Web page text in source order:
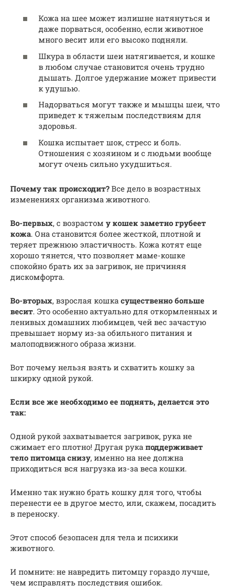
Кожа на шее может излишне натянуться и
даже порваться, особенно, если животное
много весит или его высоко подняли.
Шкура в области шеи натягивается, и кошке
в любом случае становится очень трудно
дышать. Долгое удержание может привести
к удушью.
Надорваться могут также и мышцы шеи, что
приведет к тяжелым последствиям для
здоровья.
Кошка испытает шок, стресс и боль.
Отношения с хозяином и с людьми вообще
могут очень сильно ухудшиться.
Почему так происходит? Все дело в возрастных
изменениях организма животного.
Во-первых, с возрастом у кошек заметно грубеет
кожа. Она становится более жесткой, плотной и
теряет прежнюю эластичность. Кожа котят еще
хорошо тянется, что позволяет маме-кошке
спокойно брать их за загривок, не причиняя
дискомфорта.
Во-вторых, взрослая кошка существенно больше
весит. Это особенно актуально для откормленных и
ленивых домашних любимцев, чей вес зачастую
превышает норму из-за обильного питания и
малоподвижного образа жизни.
Вот почему нельзя взять и схватить кошку за
шкирку одной рукой.
Если все же необходимо ее поднять, делается это
так:
Одной рукой захватывается загривок, рука не
сжимает его плотно! Другая рука поддерживает
тело питомца снизу, именно на нее должна
приходиться вся нагрузка из-за веса кошки.
Именно так нужно брать кошку для того, чтобы
перенести ее в другое место, или, скажем, посадить
в переноску.
Этот способ безопасен для тела и психики
животного.
И помните: не навредить питомцу гораздо лучше,
чем исправлять последствия ошибок.